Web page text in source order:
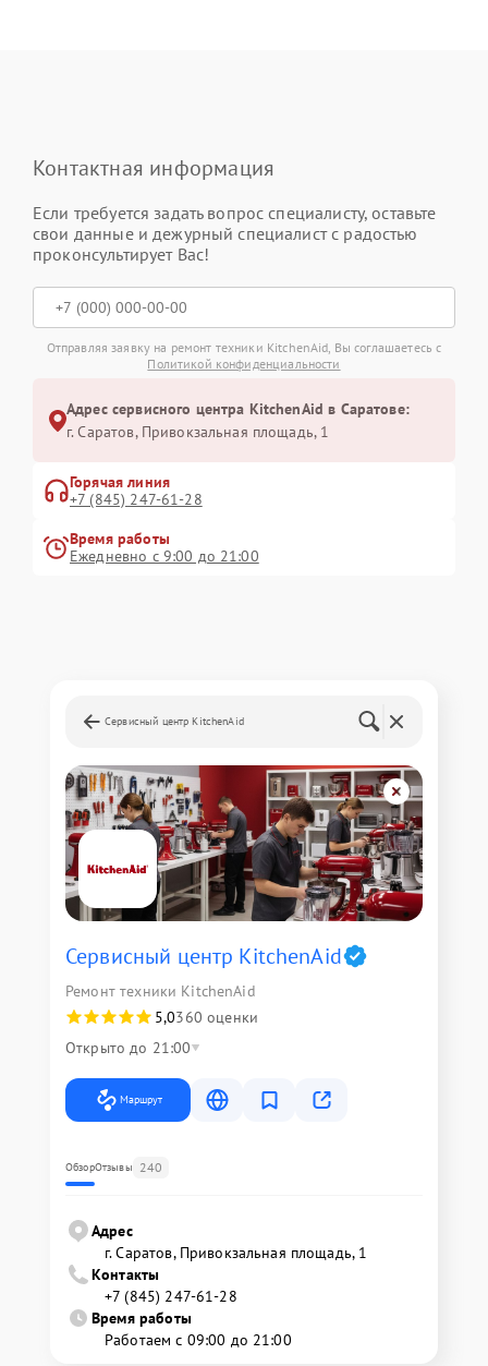
Контактная информация
Если требуется задать вопрос специалисту, оставьте
свои данные и дежурный специалист с радостью
проконсультирует Вас!
Отправляя заявку на ремонт техники KitchenAid, Вы соглашаетесь с
Политикой конфиденциальности
Адрес сервисного центра KitchenAid в Саратове:
г. Саратов, Привокзальная площадь, 1
Горячая линия
+7 (845) 247-61-28
Время работы
Ежедневно с 9:00 до 21:00
Сервисный центр KitchenAid
Сервисный центр KitchenAid
Ремонт техники KitchenAid
5,0360 оценки
Открыто до 21:00
Маршрут
ОбзорОтзывы 240
Адрес
г. Саратов, Привокзальная площадь, 1
Контакты
+7 (845) 247-61-28
Время работы
Работаем с 09:00 до 21:00